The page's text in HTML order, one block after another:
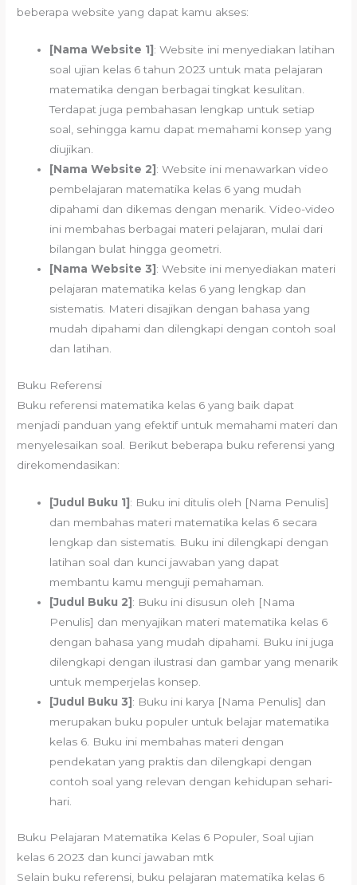
beberapa website yang dapat kamu akses:
[Nama Website 1] : Website ini menyediakan latihan
soal ujian kelas 6 tahun 2023 untuk mata pelajaran
matematika dengan berbagai tingkat kesulitan.
Terdapat juga pembahasan lengkap untuk setiap
soal, sehingga kamu dapat memahami konsep yang
diujikan.
[Nama Website 2] : Website ini menawarkan video
pembelajaran matematika kelas 6 yang mudah
dipahami dan dikemas dengan menarik. Video-video
ini membahas berbagai materi pelajaran, mulai dari
bilangan bulat hingga geometri.
[Nama Website 3] : Website ini menyediakan materi
pelajaran matematika kelas 6 yang lengkap dan
sistematis. Materi disajikan dengan bahasa yang
mudah dipahami dan dilengkapi dengan contoh soal
dan latihan.
Buku Referensi
Buku referensi matematika kelas 6 yang baik dapat
menjadi panduan yang efektif untuk memahami materi dan
menyelesaikan soal. Berikut beberapa buku referensi yang
direkomendasikan:
[Judul Buku 1]: Buku ini ditulis oleh [Nama Penulis]
dan membahas materi matematika kelas 6 secara
lengkap dan sistematis. Buku ini dilengkapi dengan
latihan soal dan kunci jawaban yang dapat
membantu kamu menguji pemahaman.
[Judul Buku 2]: Buku ini disusun oleh [Nama
Penulis] dan menyajikan materi matematika kelas 6
dengan bahasa yang mudah dipahami. Buku ini juga
dilengkapi dengan ilustrasi dan gambar yang menarik
untuk memperjelas konsep.
[Judul Buku 3]: Buku ini karya [Nama Penulis] dan
merupakan buku populer untuk belajar matematika
kelas 6. Buku ini membahas materi dengan
pendekatan yang praktis dan dilengkapi dengan
contoh soal yang relevan dengan kehidupan sehari-
hari.
Buku Pelajaran Matematika Kelas 6 Populer, Soal ujian
kelas 6 2023 dan kunci jawaban mtk
Selain buku referensi, buku pelajaran matematika kelas 6